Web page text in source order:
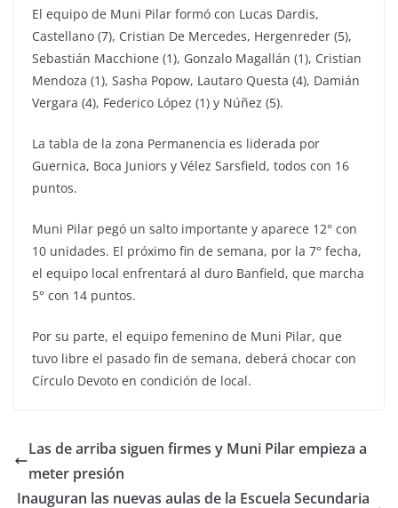
El equipo de Muni Pilar formó con Lucas Dardis,
Castellano (7), Cristian De Mercedes, Hergenreder (5),
Sebastián Macchione (1), Gonzalo Magallán (1), Cristian
Mendoza (1), Sasha Popow, Lautaro Questa (4), Damián
Vergara (4), Federico López (1) y Núñez (5).
La tabla de la zona Permanencia es liderada por
Guernica, Boca Juniors y Vélez Sarsfield, todos con 16
puntos.
Muni Pilar pegó un salto importante y aparece 12° con
10 unidades. El próximo fin de semana, por la 7° fecha,
el equipo local enfrentará al duro Banfield, que marcha
5° con 14 puntos.
Por su parte, el equipo femenino de Muni Pilar, que
tuvo libre el pasado fin de semana, deberá chocar con
Círculo Devoto en condición de local.
Las de arriba siguen firmes y Muni Pilar empieza a
meter presión
Inauguran las nuevas aulas de la Escuela Secundaria